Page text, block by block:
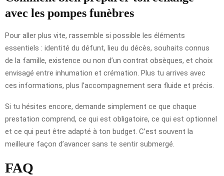
avec les pompes funèbres
Pour aller plus vite, rassemble si possible les éléments
essentiels : identité du défunt, lieu du décès, souhaits connus
de la famille, existence ou non d’un contrat obsèques, et choix
envisagé entre inhumation et crémation. Plus tu arrives avec
ces informations, plus l’accompagnement sera fluide et précis.
Si tu hésites encore, demande simplement ce que chaque
prestation comprend, ce qui est obligatoire, ce qui est optionnel
et ce qui peut être adapté à ton budget. C’est souvent la
meilleure façon d’avancer sans te sentir submergé.
FAQ